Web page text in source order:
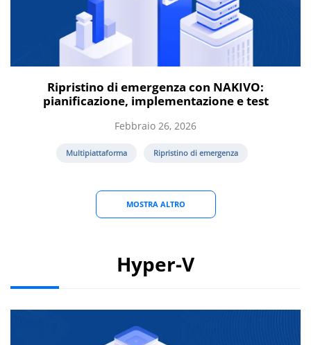
Ripristino di emergenza con NAKIVO:
pianificazione, implementazione e test
Febbraio 26, 2026
Multipiattaforma Ripristino di emergenza
MOSTRA ALTRO
Hyper-V